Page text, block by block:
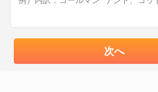
次へ